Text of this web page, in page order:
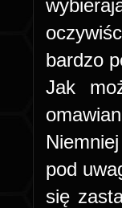
bardzo
Jak
pod
się